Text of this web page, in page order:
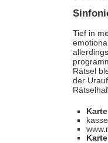
Tief in
Rätsel
der